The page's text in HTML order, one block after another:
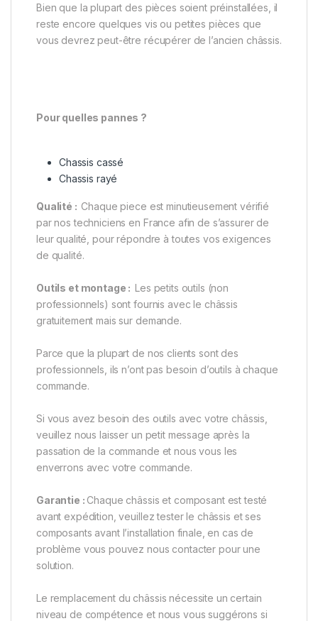
Bien que la plupart des pièces soient préinstallées, il
reste encore quelques vis ou petites pièces que
vous devrez peut-être récupérer de l’ancien châssis.
Pour quelles pannes ?
Chassis cassé
Chassis rayé
Qualité : Chaque piece est minutieusement vérifié
par nos techniciens en France afin de s’assurer de
leur qualité, pour répondre à toutes vos exigences
de qualité.
Outils et montage :Les petits outils (non
professionnels) sont fournis avec le châssis
gratuitement mais sur demande.
Parce que la plupart de nos clients sont des
professionnels, ils n’ont pas besoin d’outils à chaque
commande.
Si vous avez besoin des outils avec votre châssis,
veuillez nous laisser un petit message après la
passation de la commande et nous vous les
enverrons avec votre commande.
Garantie : Chaque châssis et composant est testé
avant expédition, veuillez tester le châssis et ses
composants avant l’installation finale, en cas de
problème vous pouvez nous contacter pour une
solution.
Le remplacement du châssis nécessite un certain
niveau de compétence et nous vous suggérons si